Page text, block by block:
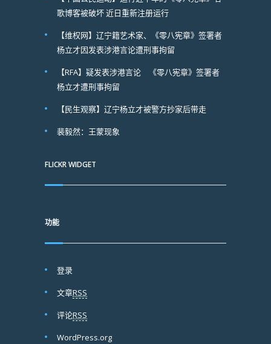
歌博客被破坏 近日重新注册运行
【维权网】辽宁籍艺术家、《零八宪章》签署者
杨立才因发表涉港言论遭刑事拘留
【RFA】疑发表涉港言论 《零八宪章》签署者
杨立才遭刑事拘留
【民生观察】辽宁杨立才被警方抄家后带走
裴毅然：王蒙现象
FLICKR WIDGET
功能
登录
文章RSS
评论RSS
WordPress.org